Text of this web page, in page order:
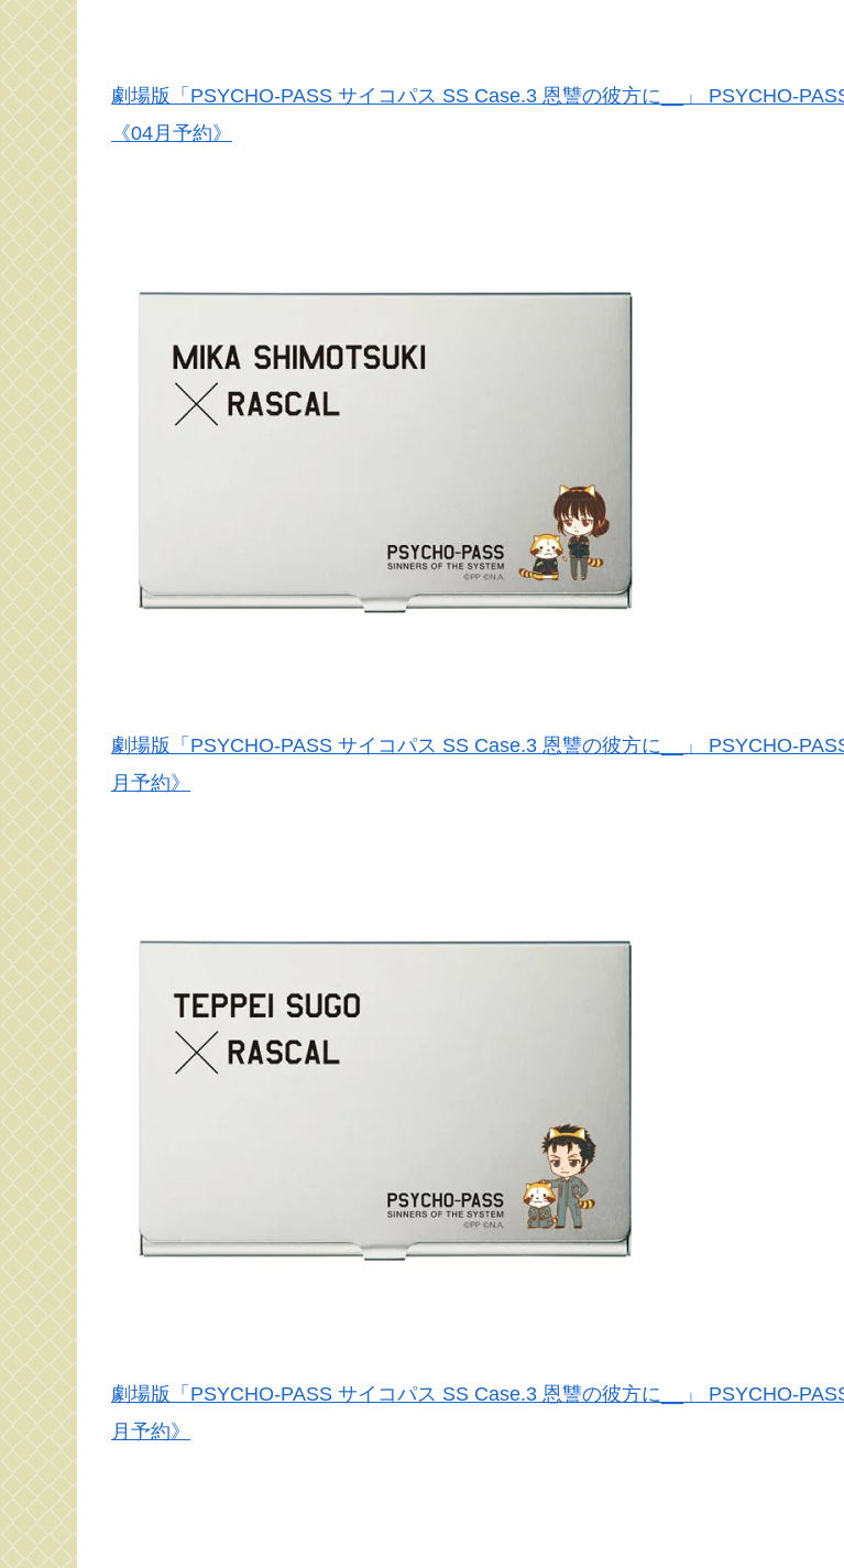
劇場版「PSYCHO-PASS サイコパス SS Case.3 恩讐の彼方に__」 PSYCHO-
《04月予約》
劇場版「PSYCHO-PASS サイコパス SS Case.3 恩讐の彼方に__」 PSYCHO-
月予約》
劇場版「PSYCHO-PASS サイコパス SS Case.3 恩讐の彼方に__」 PSYCHO-
月予約》